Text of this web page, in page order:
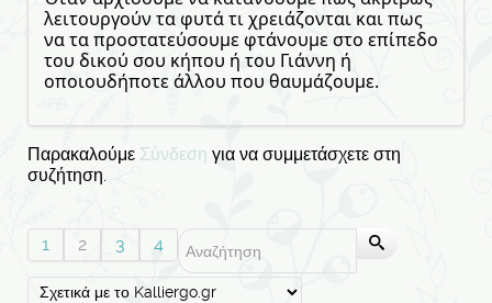
λειτουργούν τα φυτά τι χρειάζονται και πως
να τα προστατεύσουμε φτάνουμε στο επίπεδο
του δικού σου κήπου ή του Γιάννη ή
οποιουδήποτε άλλου που θαυμάζουμε.
Παρακαλούμε Σύνδεση για να συμμετάσχετε στη
συζήτηση.
1 2 3 4